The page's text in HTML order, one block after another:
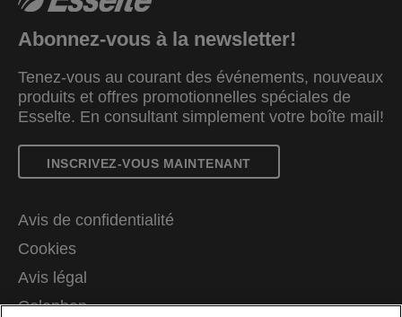
Abonnez-vous à la newsletter!
Tenez-vous au courant des événements, nouveaux
produits et offres promotionnelles spéciales de
Esselte. En consultant simplement votre boîte mail!
INSCRIVEZ-VOUS MAINTENANT
Avis de confidentialité
Cookies
Avis légal
Colophon